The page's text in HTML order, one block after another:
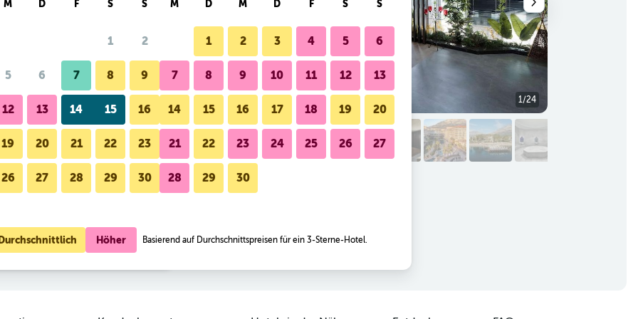
Preis pro Nacht
Nacht
€ 157 Zum Angebot
€ 159 Zum Angebot
Lobby 1/24
Fotos von Akra Kemer
M D F S S
1 2
5 6 7 8 9
12 13 14 15 16
19 20 21 22 23
26 27 28 29 30
M D M D F S S
1 2 3 4 5 6
7 8 9 10 11 12 13
14 15 16 17 18 19 20
21 22 23 24 25 26 27
28 29 30
Durchschnittlich Höher Basierend auf Durchschnittspreisen für ein 3-Sterne-Hotel.